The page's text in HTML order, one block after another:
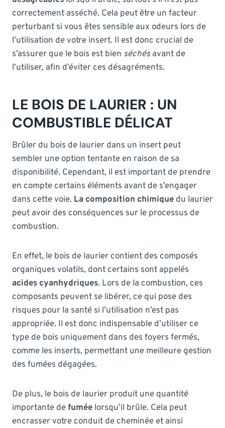
correctement asséché. Cela peut être un facteur
perturbant si vous êtes sensible aux odeurs lors de
l’utilisation de votre insert. Il est donc crucial de
s’assurer que le bois est bien séchésavant de
l’utiliser, afin d’éviter ces désagréments.
LE BOIS DE LAURIER : UN
COMBUSTIBLE DÉLICAT
Brûler du bois de laurier dans un insert peut
sembler une option tentante en raison de sa
disponibilité. Cependant, il est important de prendre
en compte certains éléments avant de s’engager
dans cette voie. La composition chimique du laurier
peut avoir des conséquences sur le processus de
combustion.
En effet, le bois de laurier contient des composés
organiques volatils, dont certains sont appelés
acides cyanhydriques. Lors de la combustion, ces
composants peuvent se libérer, ce qui pose des
risques pour la santé si l’utilisation n’est pas
appropriée. Il est donc indispensable d’utiliser ce
type de bois uniquement dans des foyers fermés,
comme les inserts, permettant une meilleure gestion
des fumées dégagées.
De plus, le bois de laurier produit une quantité
importante defumée lorsqu’il brûle. Cela peut
encrasser votre conduit de cheminée et ainsi